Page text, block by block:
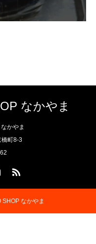
なかやま
かやま
橋町8-3
SHOP なかやま